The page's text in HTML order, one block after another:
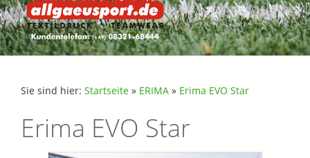
Sie sind hier: Startseite » ERIMA » Erima EVO Star
Erima EVO Star